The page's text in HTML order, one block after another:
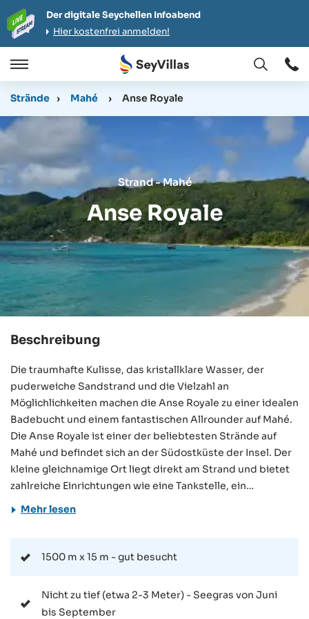
Der digitale Seychellen Infoabend
Hier kostenfrei anmelden!
Schließen
Öffnen
Strände › Mahé › Anse Royale
Strand - Mahé
Anse Royale
Beschreibung
Die traumhafte Kulisse, das kristallklare Wasser, der
puderweiche Sandstrand und die Vielzahl an
Möglichlichkeiten machen die Anse Royale zu einer idealen
Badebucht und einem fantastischen Allrounder auf Mahé.
Die Anse Royale ist einer der beliebtesten Strände auf
Mahé und befindet sich an der Südostküste der Insel. Der
kleine gleichnamige Ort liegt direkt am Strand und bietet
zahlreiche Einrichtungen wie eine Tankstelle, ein
Krankenhaus, eine Bank und die Seychellen-Universität.
Bushaltestelle sowie Parkmöglichkeiten befinden sich
kleineren Strandabschnitten besteht und durch ein
Mehr lesen
1500 m x 15 m - gut besucht
Nicht zu tief (etwa 2-3 Meter) - Seegras von Juni
bis September